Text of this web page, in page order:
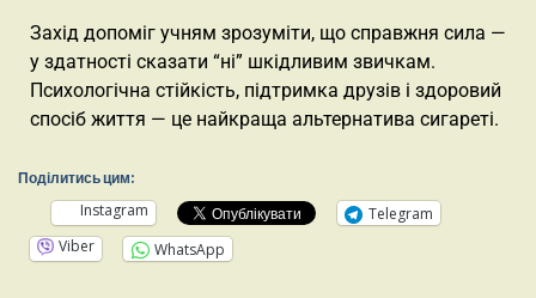
Захід допоміг учням зрозуміти, що справжня сила —
у здатності сказати “ні” шкідливим звичкам.
Психологічна стійкість, підтримка друзів і здоровий
спосіб життя — це найкраща альтернатива сигареті.
Поділитись цим:
Instagram
Telegram
Viber
WhatsApp